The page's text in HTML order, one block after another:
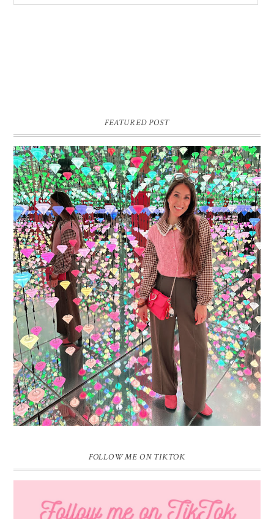
FEATURED POST
16 JAAR SPRINKLES ON A CUPCAKE
Vandaag is het weer zo’n moment waarop ik even bewust op de
pauzeknop duw, want Sprinkles on a Cupcake bestaat 16 jaar. Zestien.
Dat blijft ...
FOLLOW ME ON TIKTOK